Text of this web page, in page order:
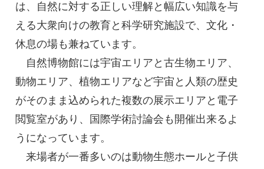
は、自然に対する正しい理解と幅広い知識を与
える大衆向けの教育と科学研究施設で、文化・
休息の場も兼ねています。
自然博物館には宇宙エリアと古生物エリア、
動物エリア、植物エリアなど宇宙と人類の歴史
がそのまま込められた複数の展示エリアと電子
閲覧室があり、国際学術討論会も開催出来るよ
うになっています。
来場者が一番多いのは動物生態ホールと子供